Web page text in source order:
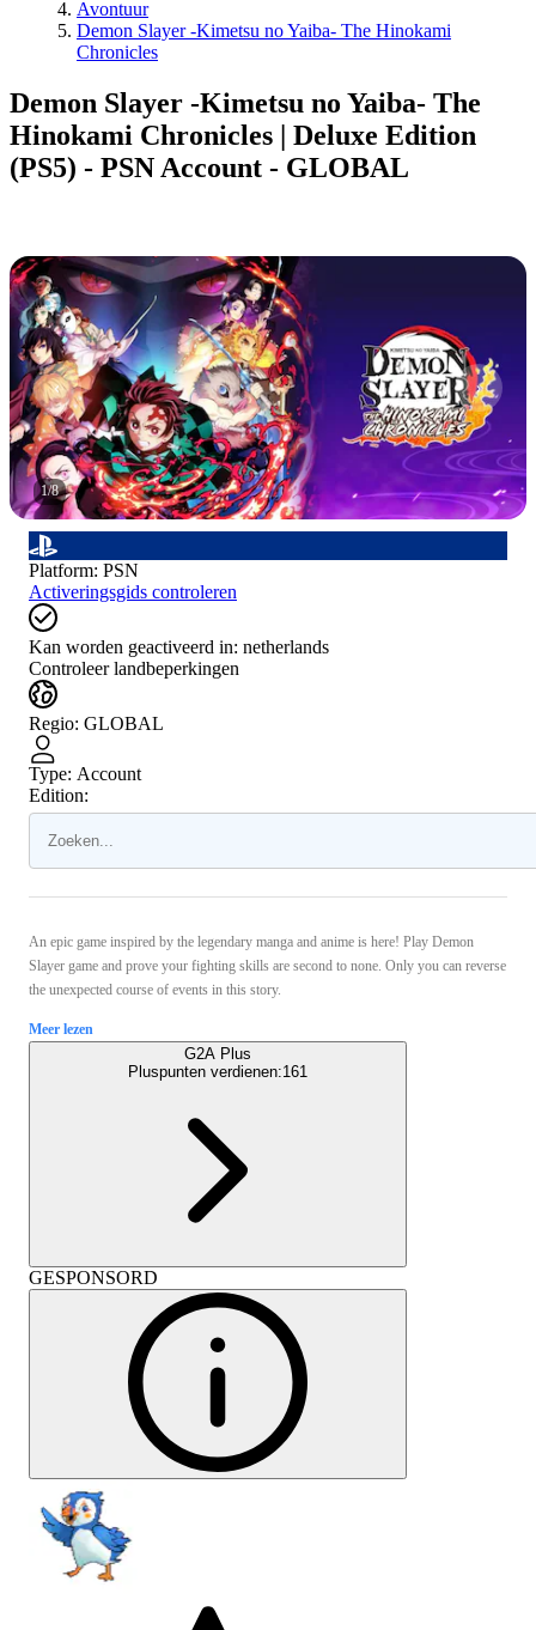
Avontuur
Demon Slayer -Kimetsu no Yaiba- The Hinokami
Chronicles
Demon Slayer -Kimetsu no Yaiba- The
Hinokami Chronicles | Deluxe Edition
(PS5) - PSN Account - GLOBAL
1/8
Platform: PSN
Activeringsgids controleren
Kan worden geactiveerd in: netherlands
Controleer landbeperkingen
Regio: GLOBAL
Type: Account
Edition:
An epic game inspired by the legendary manga and anime is here! Play Demon
Slayer game and prove your fighting skills are second to none. Only you can reverse
the unexpected course of events in this story.
Meer lezen
G2A Plus
Pluspunten verdienen:161
GESPONSORD